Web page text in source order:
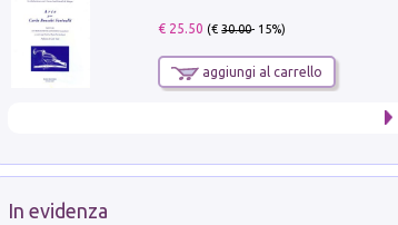
€ 25.50 (€30.00- 15%)
aggiungi al carrello
In evidenza